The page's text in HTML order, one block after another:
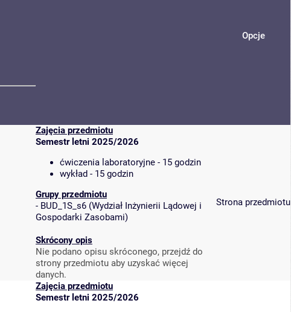
Opcje
Zajęcia przedmiotu
Semestr letni 2025/2026
ćwiczenia laboratoryjne - 15 godzin
wykład - 15 godzin
Grupy przedmiotu
- BUD_1S_s6 (Wydział Inżynierii Lądowej i
Gospodarki Zasobami)
Skrócony opis
Nie podano opisu skróconego, przejdź do
strony przedmiotu aby uzyskać więcej
danych.
Strona przedmiotu
Zajęcia przedmiotu
Semestr letni 2025/2026